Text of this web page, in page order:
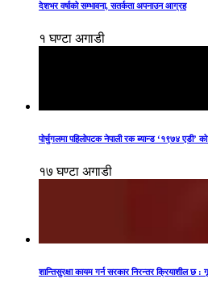
देशभर वर्षाको सम्भावना, सतर्कता अपनाउन आग्रह
१ घण्टा अगाडी
पोर्चुगलमा पहिलोपटक नेपाली रक ब्यान्ड ‘१९७४ एडी’
१७ घण्टा अगाडी
शान्तिसुरक्षा कायम गर्न सरकार निरन्तर क्रियाशील छ :